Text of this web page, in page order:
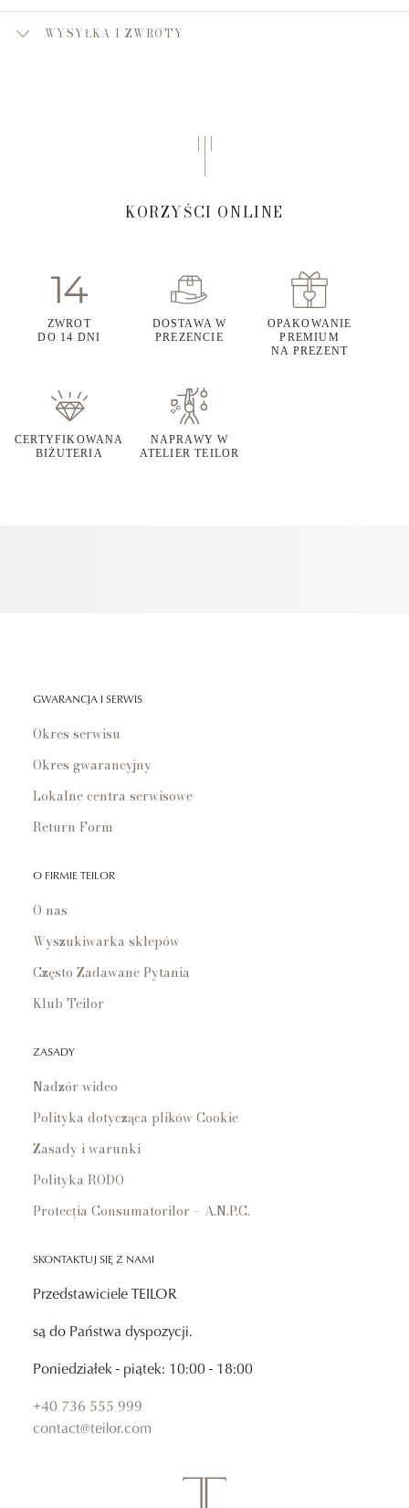
WYSYŁKA I ZWROTY
KORZYŚCI ONLINE
ZWROT
DO 14 DNI
DOSTAWA W
PREZENCIE
OPAKOWANIE
PREMIUM
NA PREZENT
CERTYFIKOWANA
BIŻUTERIA
NAPRAWY W
ATELIER TEILOR
GWARANCJA I SERWIS
Okres serwisu
Okres gwarancyjny
Lokalne centra serwisowe
Return Form
O FIRMIE TEILOR
O nas
Wyszukiwarka sklepów
Często Zadawane Pytania
Klub Teilor
ZASADY
Nadzór wideo
Polityka dotycząca plików Cookie
Zasady i warunki
Polityka RODO
Protecția Consumatorilor – A.N.P.C.
SKONTAKTUJ SIĘ Z NAMI
Przedstawiciele TEILOR
są do Państwa dyspozycji.
Poniedziałek - piątek: 10:00 - 18:00
+40 736 555 999
contact@teilor.com